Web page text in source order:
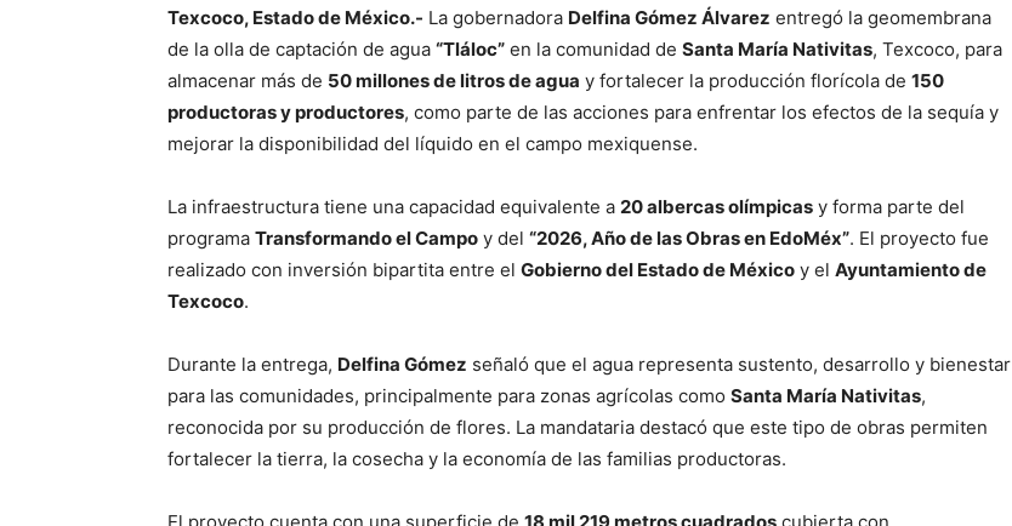
Texcoco, Estado de México.- La gobernadora Delfina Gómez Álvarez entregó la geomembrana
de la olla de captación de agua “Tláloc” en la comunidad de Santa María Nativitas, Texcoco, para
almacenar más de 50 millones de litros de agua y fortalecer la producción florícola de 150
productoras y productores, como parte de las acciones para enfrentar los efectos de la sequía y
mejorar la disponibilidad del líquido en el campo mexiquense.
La infraestructura tiene una capacidad equivalente a 20 albercas olímpicas y forma parte del
programa Transformando el Campo y del “2026, Año de las Obras en EdoMéx”. El proyecto fue
realizado con inversión bipartita entre el Gobierno del Estado de México y el Ayuntamiento de
Texcoco.
Durante la entrega, Delfina Gómez señaló que el agua representa sustento, desarrollo y bienestar
para las comunidades, principalmente para zonas agrícolas como Santa María Nativitas,
reconocida por su producción de flores. La mandataria destacó que este tipo de obras permiten
fortalecer la tierra, la cosecha y la economía de las familias productoras.